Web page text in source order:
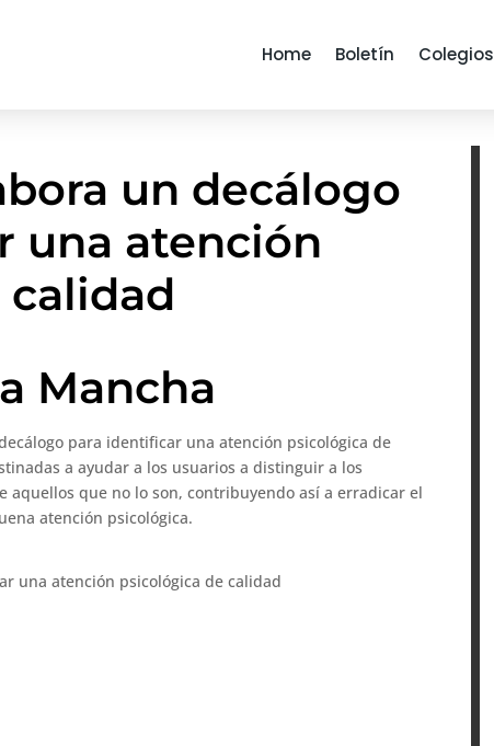
Home Boletín Colegios
un decálogo
una atención
Mancha
para identificar una atención psicológica de
a ayudar a los usuarios a distinguir a los
aquellos que no lo son, contribuyendo así a erradicar el
atención psicológica.
una atención psicológica de calidad